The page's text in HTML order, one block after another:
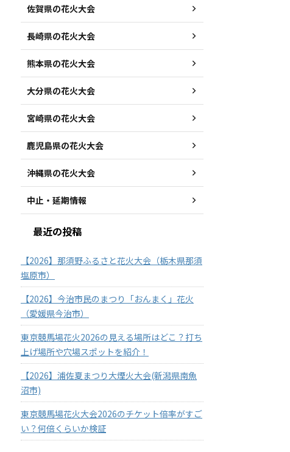
佐賀県の花火大会
長崎県の花火大会
熊本県の花火大会
大分県の花火大会
宮崎県の花火大会
鹿児島県の花火大会
沖縄県の花火大会
中止・延期情報
最近の投稿
【2026】那須野ふるさと花火大会（栃木県那須
塩原市）
【2026】今治市民のまつり「おんまく」花火
（愛媛県今治市）
東京競馬場花火2026の見える場所はどこ？打ち
上げ場所や穴場スポットを紹介！
【2026】浦佐夏まつり大煙火大会(新潟県南魚
沼市)
東京競馬場花火大会2026のチケット倍率がすご
い？何倍くらいか検証